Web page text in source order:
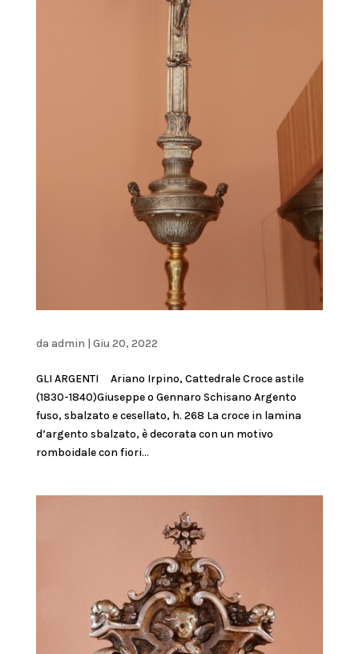
da admin | Giu 20, 2022
GLI ARGENTI Ariano Irpino, Cattedrale Croce astile
(1830-1840)Giuseppe o Gennaro Schisano Argento
fuso, sbalzato e cesellato, h. 268 La croce in lamina
d’argento sbalzato, è decorata con un motivo
romboidale con fiori...